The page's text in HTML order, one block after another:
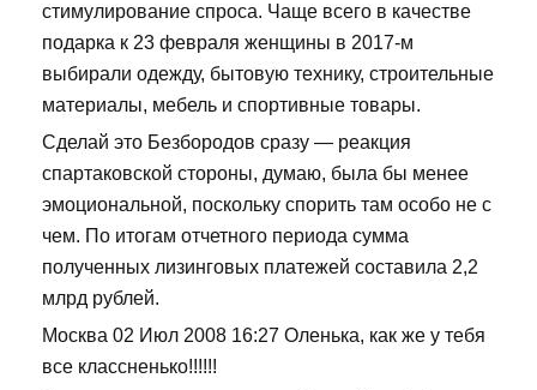
стимулирование спроса. Чаще всего в качестве
подарка к 23 февраля женщины в 2017-м
выбирали одежду, бытовую технику, строительные
материалы, мебель и спортивные товары.
Сделай это Безбородов сразу — реакция
спартаковской стороны, думаю, была бы менее
эмоциональной, поскольку спорить там особо не с
чем. По итогам отчетного периода сумма
полученных лизинговых платежей составила 2,2
млрд рублей.
Москва 02 Июл 2008 16:27 Оленька, как же у тебя
все классненько!!!!!!